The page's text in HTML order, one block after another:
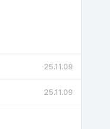
25.11.09
25.11.09